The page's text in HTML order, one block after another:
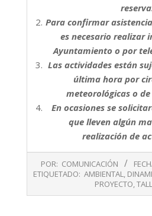
Para confirmar
es necesario realizar
Ayuntamiento o por
Las actividades están
última hora por
meteorológicas o
En ocasiones se
que lleven algún
realización de
05-
POR: COMUNICACIÓN
ETIQUETADO: AMBIENTAL
PROYECTO